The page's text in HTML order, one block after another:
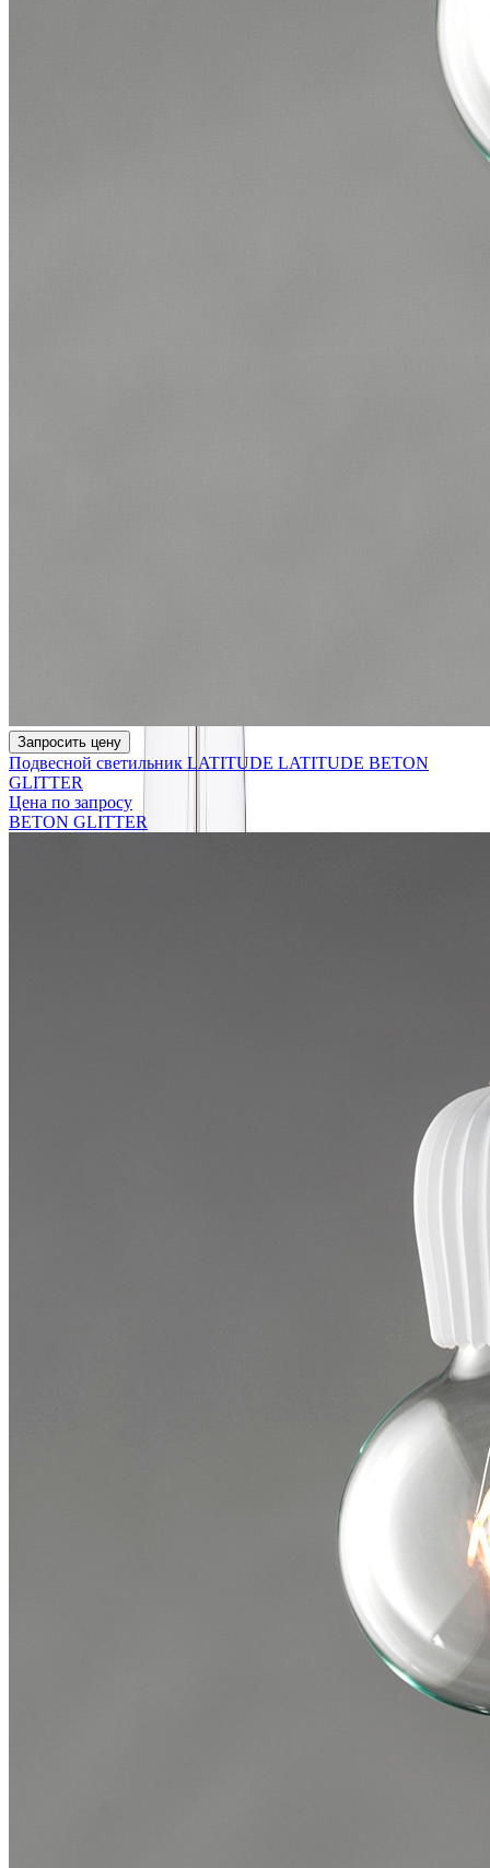
Запросить цену
Подвесной светильник LATITUDE LATITUDE BETON
GLITTER
Цена по запросу
BETON GLITTER